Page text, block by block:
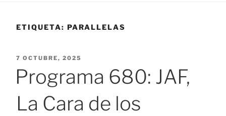
ETIQUETA: PARALLELAS
PUBLICADO
7 OCTUBRE, 2025
Programa 680: JAF,
La Cara de los